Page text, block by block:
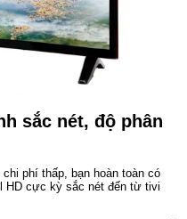
sắc nét, độ phân
phí thấp, bạn hoàn toàn có
HD cực kỳ sắc nét đến từ tivi